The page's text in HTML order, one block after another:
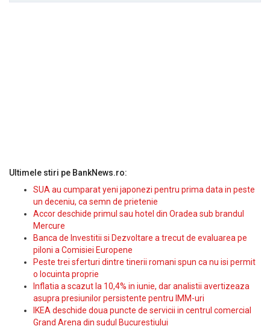
Ultimele stiri pe BankNews.ro:
SUA au cumparat yeni japonezi pentru prima data in peste
un deceniu, ca semn de prietenie
Accor deschide primul sau hotel din Oradea sub brandul
Mercure
Banca de Investitii si Dezvoltare a trecut de evaluarea pe
piloni a Comisiei Europene
Peste trei sferturi dintre tinerii romani spun ca nu isi permit
o locuinta proprie
Inflatia a scazut la 10,4% in iunie, dar analistii avertizeaza
asupra presiunilor persistente pentru IMM-uri
IKEA deschide doua puncte de servicii in centrul comercial
Grand Arena din sudul Bucurestiului